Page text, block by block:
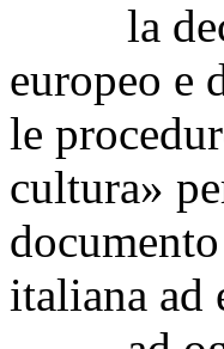
la
europeo e
le
cultura»
italiana ad